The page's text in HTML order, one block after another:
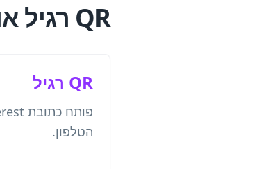
QR רגיל או Pincode של Pinterest
QR רגיל
הטלפון.